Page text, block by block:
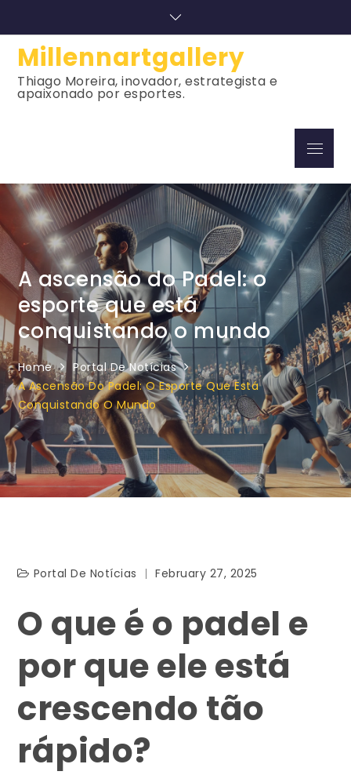
content
Millennartgallery
Thiago Moreira, inovador, estrategista e
apaixonado por esportes.
Menu
A ascensão do Padel: o
esporte que está
conquistando o mundo
Home
Portal De Notícias
A Ascensão Do Padel: O Esporte Que Está
Conquistando O Mundo
Portal De Notícias February 27, 2025
O que é o padel e
por que ele está
crescendo tão
rápido?